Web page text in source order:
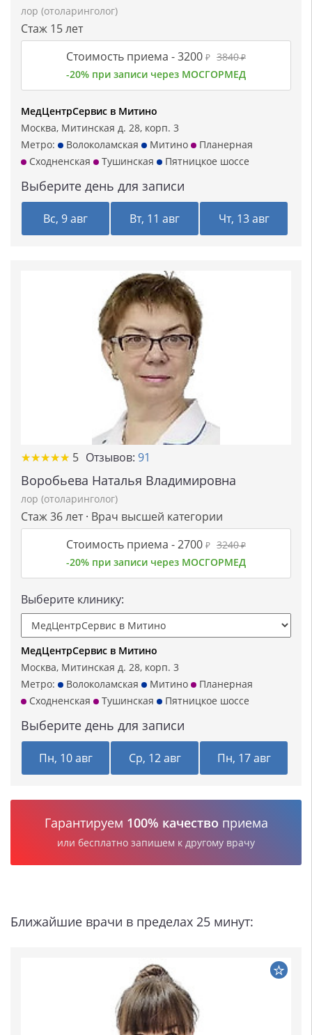
лор (отоларинголог)
Стаж 15 лет
Стоимость приема -3200 ₽ 3840₽
-20% при записи через МОСГОРМЕД
МедЦентрСервис в Митино
Москва, Митинская д. 28, корп. 3
Метро:
Волоколамская Митино
Планерная
Сходненская
Тушинская Пятницкое шоссе
Выберите день для записи
Вс, 9 авг Вт, 11 авг Чт, 13 авг
★★★★★
★★★★★ 5 Отзывов: 91
Воробьева Наталья Владимировна
лор (отоларинголог)
Стаж 36 лет · Врач высшей категории
Стоимость приема -2700 ₽ 3240₽
-20% при записи через МОСГОРМЕД
Выберите клинику:
МедЦентрСервис в Митино
Москва, Митинская д. 28, корп. 3
Метро:
Волоколамская Митино
Планерная
Сходненская
Тушинская Пятницкое шоссе
Выберите день для записи
Пн, 10 авг Ср, 12 авг Пн, 17 авг
Гарантируем 100% качество приема
или бесплатно запишем к другому врачу
Ближайшие врачи в пределах 25 минут: